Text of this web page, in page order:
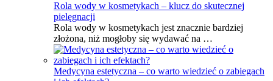
Rola wody w kosmetykach – klucz do skutecznej
pielęgnacji
Rola wody w kosmetykach jest znacznie bardziej
złożona, niż mogłoby się wydawać na …
Medycyna estetyczna – co warto wiedzieć o zabiegach